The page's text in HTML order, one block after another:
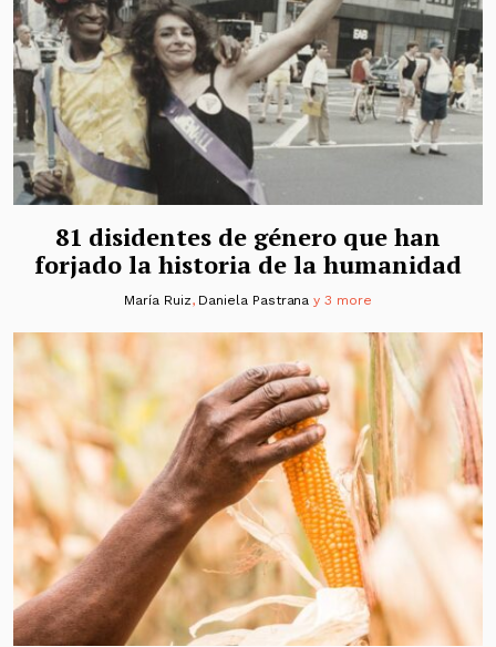
81 disidentes de género que han
forjado la historia de la humanidad
María Ruiz, Daniela Pastrana y 3 more